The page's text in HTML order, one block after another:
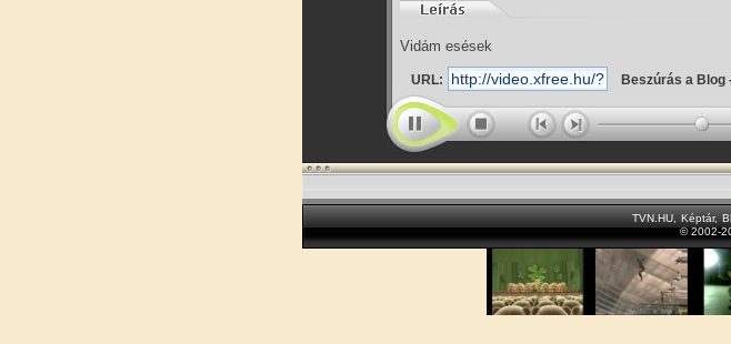
Vidám esések
URL: Beszúrás a Blog
TVN.HU Képtár,
© 2002-